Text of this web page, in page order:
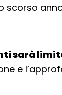
scorso
sarà
e